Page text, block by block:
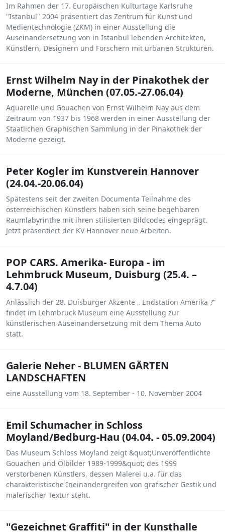
Im Rahmen der 17. Europäischen Kulturtage Karlsruhe
"Istanbul" 2004 präsentiert das Zentrum für Kunst und
Medientechnologie (ZKM) in einer Ausstellung die
Auseinandersetzung von in Istanbul lebenden Architekten,
Künstlern, Designern und Forschern mit urbanen Strukturen.
Ernst Wilhelm Nay in der Pinakothek der
Moderne, München (07.05.-27.06.04)
Aquarelle und Gouachen von Ernst Wilhelm Nay aus dem
Zeitraum von 1937 bis 1968 werden in einer Ausstellung der
Staatlichen Graphischen Sammlung in der Pinakothek der
Moderne gezeigt.
Peter Kogler im Kunstverein Hannover
(24.04.-20.06.04)
Spätestens seit der zweiten Documenta Teilnahme des
österreichischen Künstlers haben sich seine begehbaren
Raumlabyrinthe mit ihren stilisierten Bildcodes eingeprägt.
Jetzt präsentiert der KV Hannover neue Arbeiten.
POP CARS. Amerika- Europa - im
Lehmbruck Museum, Duisburg (25.4. –
4.7.04)
Anlässlich der 28. Duisburger Akzente „ Endstation Amerika ?“
findet im Lehmbruck Museum eine Ausstellung zur
künstlerischen Auseinandersetzung mit dem Thema Auto
statt.
Galerie Neher - BLUMEN GÄRTEN
LANDSCHAFTEN
eine Ausstellung vom 18. September - 10. November 2004
Emil Schumacher in Schloss
Moyland/Bedburg-Hau (04.04. - 05.09.2004)
Das Museum Schloss Moyland zeigt &quot;Unveröffentlichte
Gouachen und Ölbilder 1989-1999&quot; des 1999
verstorbenen Künstlers, dessen Malerei u.a. für das
charakteristische Ineinandergreifen von grafischer Gestik und
malerischer Textur steht.
"Gezeichnet Graffiti" in der Kunsthalle